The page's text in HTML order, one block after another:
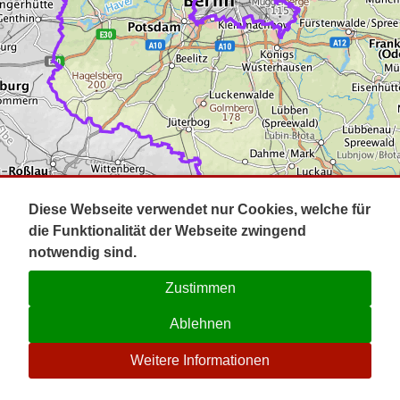
Impressum
Kontakt
☉
Diese Webseite verwendet nur Cookies, welche für
die Funktionalität der Webseite zwingend
notwendig sind.
Zustimmen
Ablehnen
Weitere Informationen